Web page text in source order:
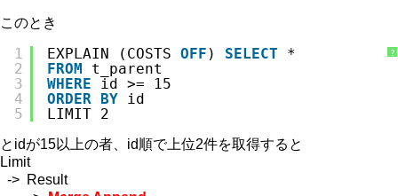
このとき
?
1
2
3
4
5
EXPLAIN (COSTS OFF ) SELECT
*
FROM
t_parent
WHERE
id >= 15
ORDER BY id
LIMIT 2
とidが15以上の者、id順で上位2件を取得すると
Limit
-> Result